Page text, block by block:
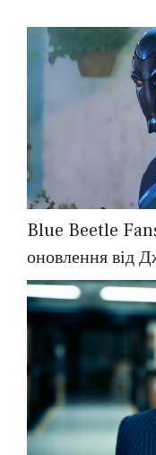
Blue Beetle
оновлення від